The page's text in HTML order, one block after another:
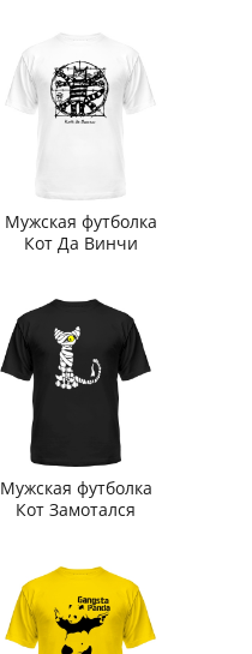
Мужская футболка
Кот Да Винчи
Мужская футболка
Кот Замотался